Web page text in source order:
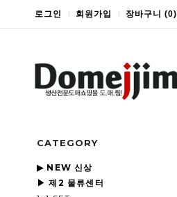
로그인 회원가입 장바구니 (0)
CATEGORY
▶ NEW 신상
▶ 제2 물류센터